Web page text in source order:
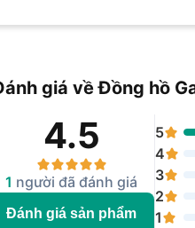
giá về Đồng hồ
4.5
1 người đã đánh giá
Đánh giá sản phẩm
5
4
3
2
1